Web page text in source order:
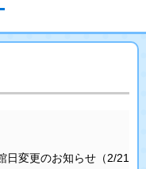
日変更のお知らせ（2/21